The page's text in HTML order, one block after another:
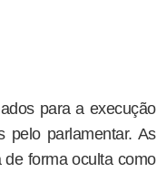
para a execução
pelo parlamentar. As
de forma oculta como